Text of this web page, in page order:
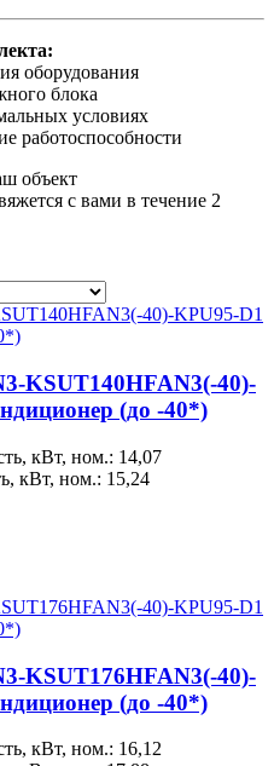
оборудования
блока
условиях
работоспособности
объект
с вами в течение 2
KSUT140HFAN3(-40)-
(до -40*)
кВт, ном.: 14,07
кВт, ном.: 15,24
KSUT176HFAN3(-40)-
(до -40*)
кВт, ном.: 16,12